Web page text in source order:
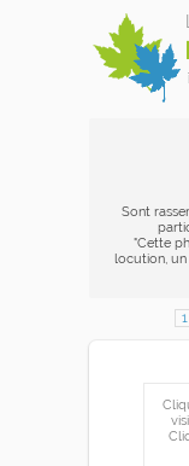
Sont
"Cette
locution, un
1